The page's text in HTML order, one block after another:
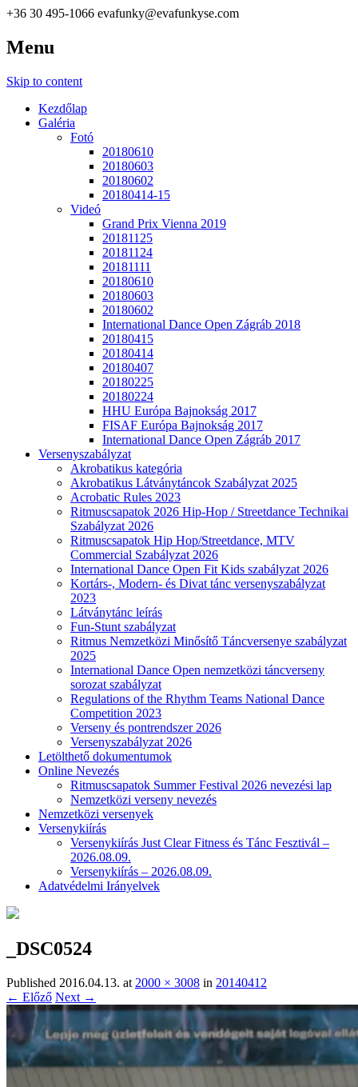
+36 30 495-1066 evafunky@evafunkyse.com
Táncversenye
Ritmuscsapatok Országos Táncversenye és a Hip-Hop Unite
Menu
Skip to content
Kezdőlap
Galéria
Fotó
20180610
20180603
20180602
20180414-15
Videó
Grand Prix Vienna 2019
20181125
20181124
20181111
20180610
20180603
20180602
International Dance Open Zágráb 2018
20180415
20180414
20180407
20180225
20180224
HHU Európa Bajnokság 2017
FISAF Európa Bajnokság 2017
International Dance Open Zágráb 2017
Versenyszabályzat
Akrobatikus kategória
Akrobatikus Látványtáncok Szabályzat 2025
Acrobatic Rules 2023
Ritmuscsapatok 2026 Hip-Hop / Streetdance Technikai
Szabályzat 2026
Ritmuscsapatok Hip Hop/Streetdance, MTV
Commercial Szabályzat 2026
International Dance Open Fit Kids szabályzat 2026
Kortárs-, Modern- és Divat tánc versenyszabályzat
2023
Látványtánc leírás
Fun-Stunt szabályzat
Ritmus Nemzetközi Minősítő Táncversenye szabályzat
2025
International Dance Open nemzetközi táncverseny
sorozat szabályzat
Regulations of the Rhythm Teams National Dance
Competition 2023
Verseny és pontrendszer 2026
Versenyszabályzat 2026
Letölthető dokumentumok
Online Nevezés
Ritmuscsapatok Summer Festival 2026 nevezési lap
Nemzetközi verseny nevezés
Nemzetközi versenyek
Versenykiírás
Versenykiírás Just Clear Fitness és Tánc Fesztivál –
2026.08.09.
Versenykiírás – 2026.08.09.
Adatvédelmi Irányelvek
_DSC0524
Published 2016.04.13. at 2000 × 3008 in 20140412
← Előző Next →